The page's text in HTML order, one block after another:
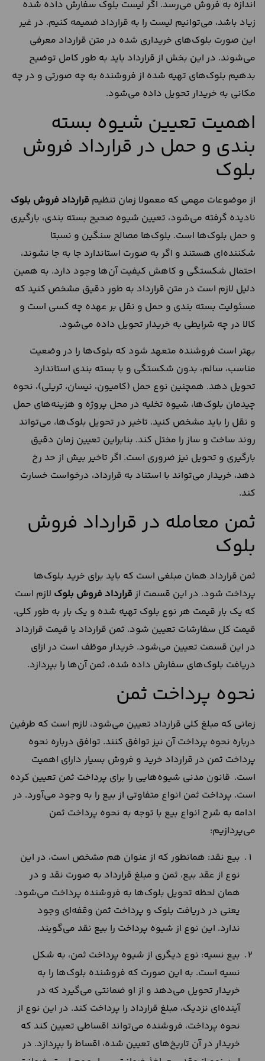
اندازه به فروش می‌رسد. اگر لیست بلوک سفارش داده شده
زیاد باشد، می‌توانیم لیست را به قرارداد ضمیمه کنیم. در غیر
این صورت بلوک‌های خریداری شده در متن قرارداد معرفی
می‌شوند. در این بخش از قرارداد باید به طور کامل توضیح
بدهیم بلوک‌های تهیه شده از فروشنده به چه صورتی و در چه
مکانی به خریدار تحویل داده می‌شود.
اهمیت تعیین شیوه بسته‌
بندی و حمل در قرارداد فروش
بلوک
از موضوعات مهمی که معمولا زمان تنظیم قرارداد فروش بلوک
نادیده گرفته می‌شود، تعیین شیوه صحیح بسته‌ بندی، بارگیری
و حمل بلوک‌ها است. بلوک‌ها مصالح سنگین و نسبتا
شکننده‌ای هستند و اگر به صورت استاندارد جا به‌ جا نشوند،
احتمال شکستگی و کاهش کیفیت آن‌ها وجود دارد. به همین
دلیل لازم است در متن قرارداد به‌ طور دقیق مشخص کنید که
مسئولیت بسته‌ بندی و حمل‌ و نقل بر عهده چه کسی است و
کالا در چه شرایطی به خریدار تحویل داده می‌شود.
بهتر است فروشنده متعهد شود که بلوک‌ها را در وضعیت
مناسب، سالم، بدون شکستگی و با بسته‌ بندی استاندارد
تحویل دهد. همچنین نوع حمل (کامیون، نیسان، تریلی)، نحوه
چیدمان بلوک‌ها، شیوه تخلیه در محل پروژه و هزینه‌های حمل‌
و نقل را باید مشخص کنید. تاخیر در تحویل بلوک‌ها، می‌تواند
روند ساخت‌ و ساز را مختل کند. بنابراین تعیین زمان دقیق
بارگیری و تحویل نیز ضروری است. اگر تاخیر بیش از حد رخ
دهد، خریدار می‌تواند با استناد به قرارداد، درخواست خسارت
کند.
ثمن معامله در قرارداد فروش
بلوک
ثمن قرارداد همان مبلغی است که باید برای خرید بلوک‌ها
پرداخت شود. در این قسمت از قرارداد فروش بلوک لازم است
که یک بار قیمت هر نوع بلوک تهیه شده و یک بار به طور کلی،
قیمت کل سفارشات تعیین شود. ثمن قرارداد یا قیمت قرارداد
در این قسمت تعیین می‌شود. خریدار موظف است در ازای
دریافت بلوک‌های سفارش داده شده، ثمن آن‌ها را بپردازد.
نحوه پرداخت ثمن
زمانی که مبلغ کلی قرارداد تعیین می‌شود، لازم است که طرفین
درباره نحوه پرداخت آن نیز توافق کنند. توافق درباره نحوه
پرداخت ثمن در قرارداد خرید و فروش بسیار دارای اهمیت
است. قانون مدنی شیوه‌هایی را برای پرداخت ثمن تعیین کرده
است. پرداخت ثمن انواع متفاوتی از بیع را به ‌وجود می‌آورد. در
ادامه به شرح انواع بیع با توجه به نحوه پرداخت ثمن
می‌پردازیم:
بیع نقد: همانطور که از عنوان هم مشخص است، در این
نوع از عقد بیع، ثمن و مبلغ قرارداد به صورت نقد و در
همان لحظه تحویل بلوک‌ها به فروشنده پرداخت می‌شود.
یعنی در دریافت بلوک و پرداخت ثمن وقفه‌‌ای وجود
ندارد. این نوع از شیوه پرداخت را بیع نقد می‌گویند.
بیع نسیه: نوع دیگری از شیوه پرداخت ثمن، به شکل
نسیه است. به این صورت که فروشنده بلوک‌ها را به
خریدار تحویل می‌دهد و از او ضمانتی می‌گیرد که در
آینده‌ای نزدیک، مبلغ قرارداد را پرداخت کند. در این نوع از
نحوه پرداخت، فروشنده می‌تواند اقساطی تعیین کند که
خریدار در آن تاریخ‌های تعیین شده، اقساط را بپردازد. در